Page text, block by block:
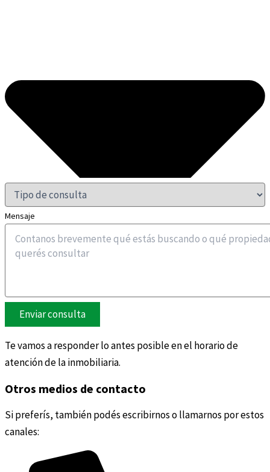
Mensaje
Enviar consulta
Te vamos a responder lo antes posible en el horario de
atención de la inmobiliaria.
Otros medios de contacto
Si preferís, también podés escribirnos o llamarnos por estos
canales: